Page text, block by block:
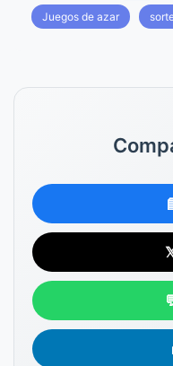
Juegos de azar